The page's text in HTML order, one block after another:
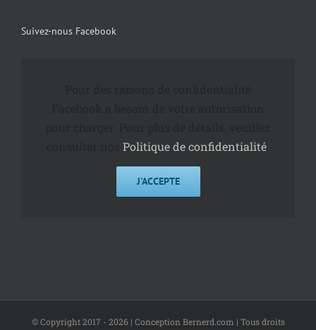
Suivez-nous Facebook
Politique de confidentialité
J'ACCEPTE
© Copyright 2017 - 2026 | Conception Bernerd.com | Tous droits